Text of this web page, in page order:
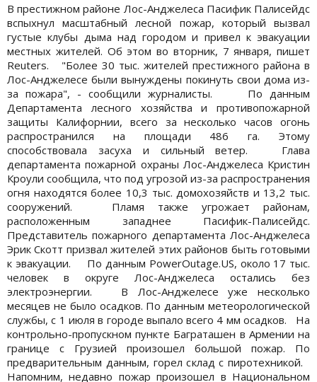
В престижном районе Лос-Анджелеса Пасифик Палисейдс
вспыхнул масштабный лесной пожар, который вызвал
густые клубы дыма над городом и привел к эвакуации
местных жителей. Об этом во вторник, 7 января, пишет
Reuters. "Более 30 тыс. жителей престижного района в
Лос-Анджелесе были вынуждены покинуть свои дома из-
за пожара", - сообщили журналисты. По данным
Департамента лесного хозяйства и противопожарной
защиты Калифорнии, всего за несколько часов огонь
распространился на площади 486 га. Этому
способствовала засуха и сильный ветер. Глава
департамента пожарной охраны Лос-Анджелеса Кристин
Кроули сообщила, что под угрозой из-за распространения
огня находятся более 10,3 тыс. домохозяйств и 13,2 тыс.
сооружений. Пламя также угрожает районам,
расположенным западнее Пасифик-Палисейдс.
Представитель пожарного департамента Лос-Анджелеса
Эрик Скотт призвал жителей этих районов быть готовыми
к эвакуации. По данным PowerOutage.US, около 17 тыс.
человек в округе Лос-Анджелеса остались без
электроэнергии. В Лос-Анджелесе уже несколько
месяцев не было осадков. По данным метеорологической
службы, с 1 июля в городе выпало всего 4 мм осадков. На
контрольно-пропускном пункте Баграташен в Армении на
границе с Грузией произошел большой пожар. По
предварительным данным, горел склад с пиротехникой.
Напомним, недавно пожар произошел в Национальном